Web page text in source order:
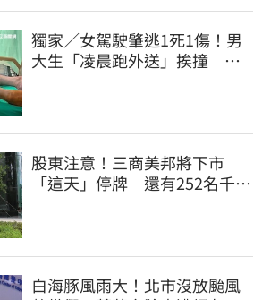
獨家／女駕駛肇逃1死1傷！男
大生「凌晨跑外送」挨撞 媽
股東注意！三商美邦將下市
「這天」停牌 還有252名千張
白海豚風雨大！北市沒放颱風